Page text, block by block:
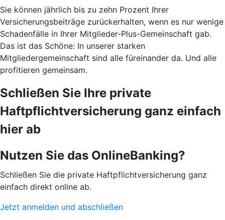
Sie können jährlich bis zu zehn Prozent Ihrer
Versicherungsbeiträge zurückerhalten, wenn es nur wenige
Schadenfälle in Ihrer Mitglieder-Plus-Gemeinschaft gab.
Das ist das Schöne: In unserer starken
Mitgliedergemeinschaft sind alle füreinander da. Und alle
profitieren gemeinsam.
Schließen Sie Ihre private
Haftpflichtversicherung ganz einfach
hier ab
Nutzen Sie das OnlineBanking?
Schließen Sie die private Haftpflichtversicherung ganz
einfach direkt online ab.
Jetzt anmelden und abschließen